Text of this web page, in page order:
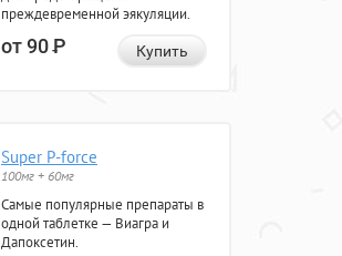
преждевременной эякуляции.
от 90Р Купить
Super P-force
100мг + 60мг
Самые популярные препараты в
одной таблетке — Виагра и
Дапоксетин.